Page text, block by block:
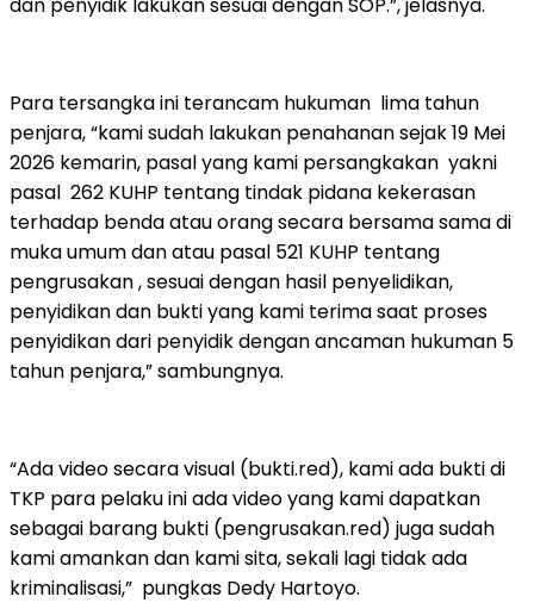
Para tersangka ini terancam hukuman lima tahun
penjara, “kami sudah lakukan penahanan sejak 19 Mei
2026 kemarin, pasal yang kami persangkakan yakni
pasal 262 KUHP tentang tindak pidana kekerasan
terhadap benda atau orang secara bersama sama di
muka umum dan atau pasal 521 KUHP tentang
pengrusakan , sesuai dengan hasil penyelidikan,
penyidikan dan bukti yang kami terima saat proses
penyidikan dari penyidik dengan ancaman hukuman 5
tahun penjara,” sambungnya.
“Ada video secara visual (bukti.red), kami ada bukti di
TKP para pelaku ini ada video yang kami dapatkan
sebagai barang bukti (pengrusakan.red) juga sudah
kami amankan dan kami sita, sekali lagi tidak ada
kriminalisasi,” pungkas Dedy Hartoyo.